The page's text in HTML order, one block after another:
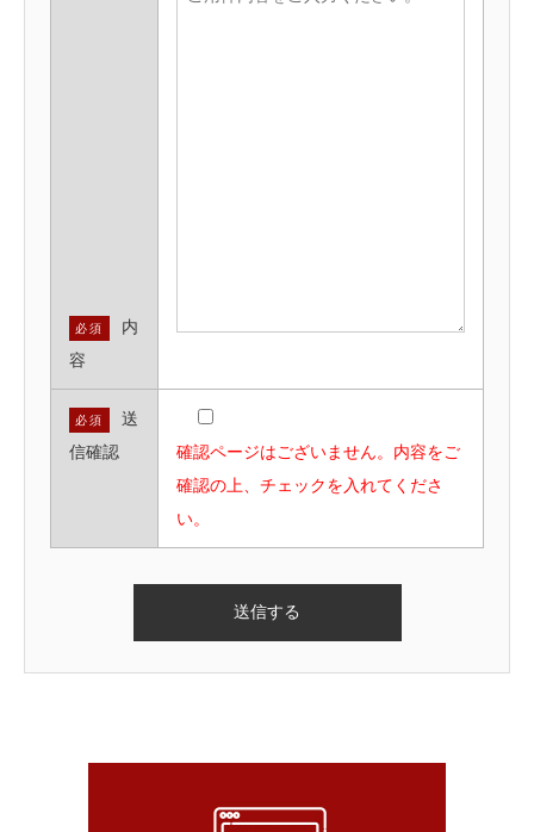
必須
内
容
必須
送
信確認
確認ページはございません。内容をご
確認の上、チェックを入れてくださ
い。